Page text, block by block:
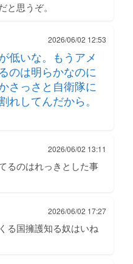
思うぞ。
2026/06/02 12:53
低いな。もうアメ
のは明らかなのに
さっさと自衛隊に
れしてんだから。
2026/06/02 13:11
るのはれっきとした事
2026/06/02 17:27
る国擁護知る奴はいね